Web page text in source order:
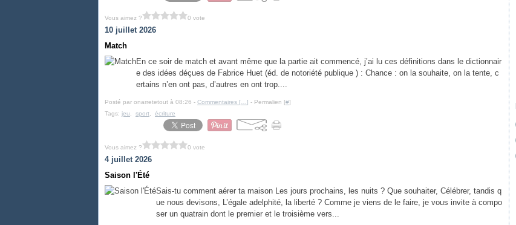
Vous aimez ? 0 vote
10 juillet 2026
Match
En ce soir de match et avant même que la partie ait commencé, j’ai lu ces définitions dans le dictionnair
e des idées déçues de Fabrice Huet (éd. de notoriété publique ) : Chance : on la souhaite, on la tente, c
ertains n’en ont pas, d’autres en ont trop....
Posté par onarretetout à 08:26 - Commentaires [ ] - Permalien [#]
Tags: jeu sport écriture
Vous aimez ? 0 vote
4 juillet 2026
Saison l'Été
Sais-tu comment aérer ta maison Les jours prochains, les nuits ? Que souhaiter, Célébrer, tandis q
ue nous devisons, L’égale adelphité, la liberté ? Comme je viens de le faire, je vous invite à compo
ser un quatrain dont le premier et le troisième vers...